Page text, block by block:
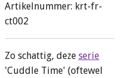
Artikelnummer: krt-fr-
ct002
Zo schattig, deze serie
'Cuddle Time' (oftewel